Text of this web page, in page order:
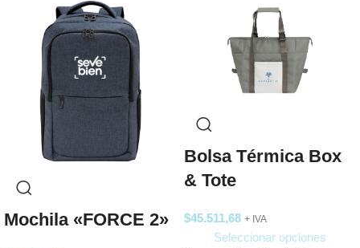
Mochila «FORCE 2»
Bolsa Térmica Box
& Tote
$45.511,68 + IVA
Seleccionar opciones